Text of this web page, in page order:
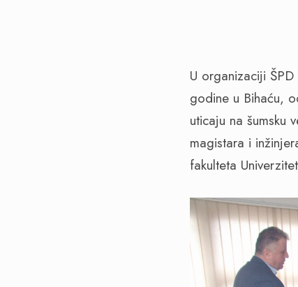
U organizaciji
godine u Bihaću,
uticaju na šumsku
magistara i
fakulteta